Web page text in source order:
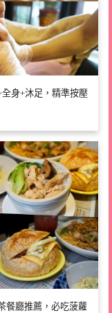
身+沐足，精準按壓
餐廳推薦，必吃菠蘿